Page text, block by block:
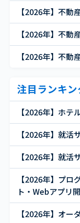
【2026年】不動
【2026年】不動
【2026年】不動
注目ランキン
【2026年】ホテ
【2026年】就活
【2026年】就活
【2026年】プロ
ト・Webアプリ
【2026年】オー